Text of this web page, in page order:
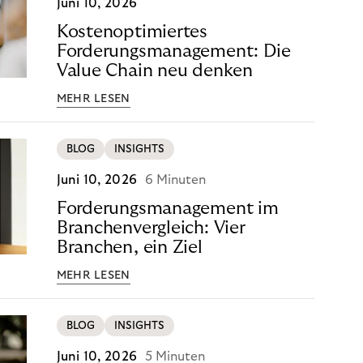
Juni 10, 2026
Kostenoptimiertes
Forderungsmanagement: Die
Value Chain neu denken
MEHR LESEN
BLOG INSIGHTS
Juni 10, 2026 6 Minuten
Forderungsmanagement im
Branchenvergleich: Vier
Branchen, ein Ziel
MEHR LESEN
BLOG INSIGHTS
Juni 10, 2026 5 Minuten